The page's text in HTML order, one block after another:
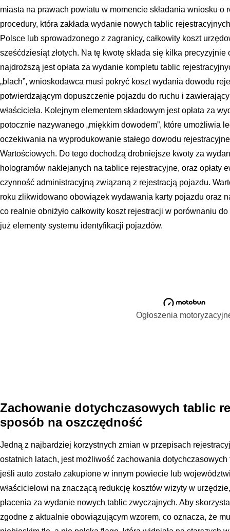
miasta na prawach powiatu w momencie składania wniosku o
procedury, która zakłada wydanie nowych tablic
Polsce lub sprowadzonego z zagranicy, całkowity koszt
sześćdziesiąt złotych. Na tę kwotę składa się kilka
najdroższą jest opłata za wydanie kompletu tablic
„blach”, wnioskodawca musi pokryć koszt wydania dowodu
potwierdzającym dopuszczenie pojazdu do ruchu i
właściciela. Kolejnym elementem składowym jest opłata za
potocznie nazywanego „miękkim dowodem”, które umożliwia
oczekiwania na wyprodukowanie stałego dowodu
Wartościowych. Do tego dochodzą drobniejsze kwoty za
hologramów naklejanych na tablice rejestracyjne, oraz opłaty
czynność administracyjną związaną z rejestracją pojazdu.
roku zlikwidowano obowiązek wydawania karty pojazdu oraz
co realnie obniżyło całkowity koszt rejestracji w porównaniu
już elementy systemu identyfikacji pojazdów.
Ogłoszenia
Zachowanie dotychczasowych tablic
sposób na oszczędność
Jedną z najbardziej korzystnych zmian w przepisach
ostatnich latach, jest możliwość zachowania
jeśli auto zostało zakupione w innym powiecie lub
właścicielowi na znaczącą redukcję kosztów wizyty w
płacenia za wydanie nowych tablic zwyczajnych. Aby
zgodne z aktualnie obowiązującym wzorem, co oznacza, że